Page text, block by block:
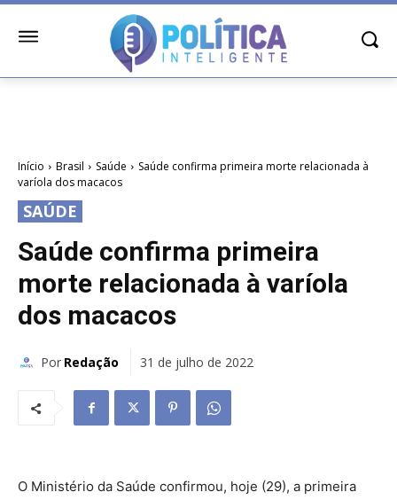
Início Brasil Saúde
Saúde confirma primeira morte relacionada à
varíola dos macacos
SAÚDE
Saúde confirma primeira
morte relacionada à varíola
dos macacos
Por Redação 31 de julho de 2022
O Ministério da Saúde confirmou, hoje (29), a primeira